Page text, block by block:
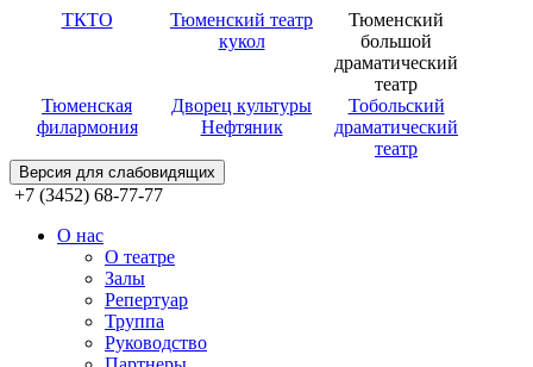
ТКТО
Тюменский театр
кукол
Тюменский
большой
драматический
театр
Тюменская
филармония
Дворец культуры
Нефтяник
Тобольский
драматический
театр
Версия для слабовидящих
+7 (3452) 68-77-77
О нас
О театре
Залы
Репертуар
Труппа
Руководство